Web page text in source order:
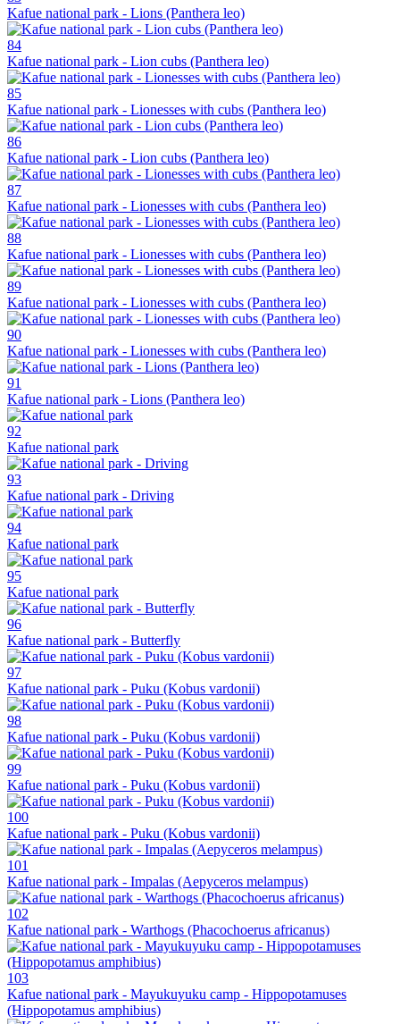
Kafue national park - Lions (Panthera leo)
84
Kafue national park - Lion cubs (Panthera leo)
85
Kafue national park - Lionesses with cubs (Panthera leo)
86
Kafue national park - Lion cubs (Panthera leo)
87
Kafue national park - Lionesses with cubs (Panthera leo)
88
Kafue national park - Lionesses with cubs (Panthera leo)
89
Kafue national park - Lionesses with cubs (Panthera leo)
90
Kafue national park - Lionesses with cubs (Panthera leo)
91
Kafue national park - Lions (Panthera leo)
92
Kafue national park
93
Kafue national park - Driving
94
Kafue national park
95
Kafue national park
96
Kafue national park - Butterfly
97
Kafue national park - Puku (Kobus vardonii)
98
Kafue national park - Puku (Kobus vardonii)
99
Kafue national park - Puku (Kobus vardonii)
100
Kafue national park - Puku (Kobus vardonii)
101
Kafue national park - Impalas (Aepyceros melampus)
102
Kafue national park - Warthogs (Phacochoerus africanus)
103
Kafue national park - Mayukuyuku camp - Hippopotamuses
(Hippopotamus amphibius)